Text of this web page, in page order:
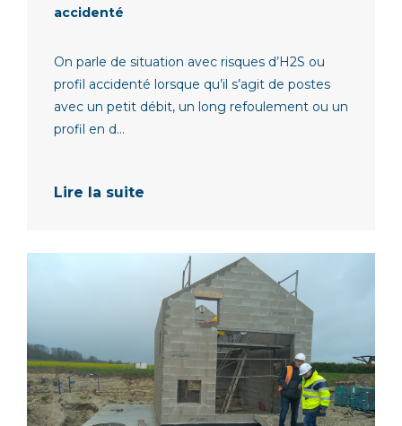
accidenté
On parle de situation avec risques d’H2S ou
profil accidenté lorsque qu’il s’agit de postes
avec un petit débit, un long refoulement ou un
profil en d...
Lire la suite